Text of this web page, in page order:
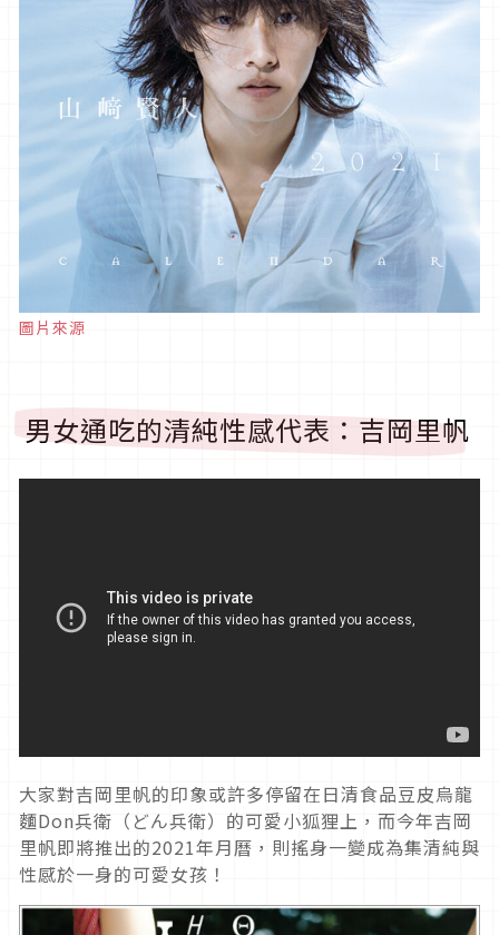
圖片來源
男女通吃的清純性感代表：吉岡里帆
大家對吉岡里帆的印象或許多停留在日清食品豆皮烏龍
麵Don兵衛（どん兵衛）的可愛小狐狸上，而今年吉岡
里帆即將推出的2021年月曆，則搖身一變成為集清純與
性感於一身的可愛女孩！